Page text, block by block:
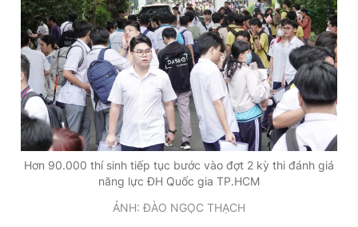
Thông tin tòa soạn Liên hệ quảng cáo
Đọc Thanh Niên trên điện thoại
Hơn 90.000 thí sinh tiếp tục bước vào đợt 2 kỳ thi đánh giá
năng lực ĐH Quốc gia TP.HCM
ẢNH: ĐÀO NGỌC THẠCH